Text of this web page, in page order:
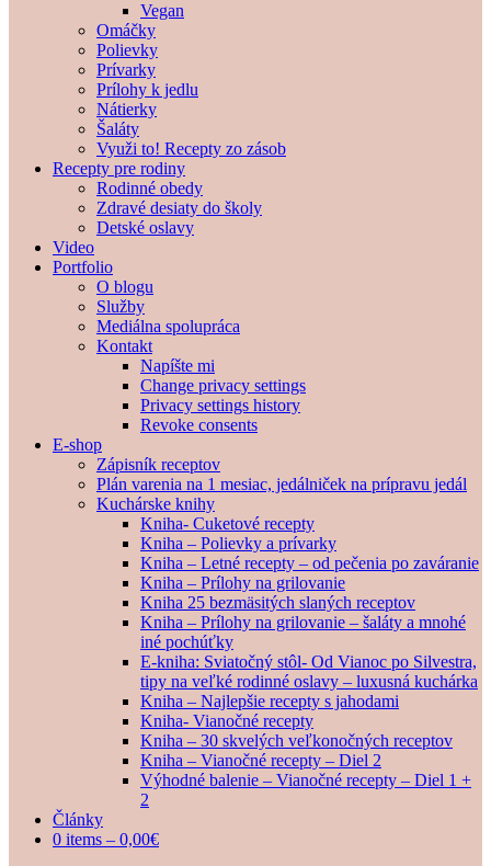
Vegan
Omáčky
Polievky
Prívarky
Prílohy k jedlu
Nátierky
Šaláty
Využi to! Recepty zo zásob
Recepty pre rodiny
Rodinné obedy
Zdravé desiaty do školy
Detské oslavy
Video
Portfolio
O blogu
Služby
Mediálna spolupráca
Kontakt
Napíšte mi
Change privacy settings
Privacy settings history
Revoke consents
E-shop
Zápisník receptov
Plán varenia na 1 mesiac, jedálniček na prípravu jedál
Kuchárske knihy
Kniha- Cuketové recepty
Kniha – Polievky a prívarky
Kniha – Letné recepty – od pečenia po zaváranie
Kniha – Prílohy na grilovanie
Kniha 25 bezmäsitých slaných receptov
Kniha – Prílohy na grilovanie – šaláty a mnohé
iné pochúťky
E-kniha: Sviatočný stôl- Od Vianoc po Silvestra,
tipy na veľké rodinné oslavy – luxusná kuchárka
Kniha – Najlepšie recepty s jahodami
Kniha- Vianočné recepty
Kniha – 30 skvelých veľkonočných receptov
Kniha – Vianočné recepty – Diel 2
Výhodné balenie – Vianočné recepty – Diel 1 +
2
Články
0 items – 0,00€